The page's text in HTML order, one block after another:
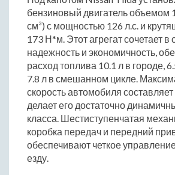
бензиновый двигатель объемом
см³) с мощностью 126 л.с. и
173 Н*м. Этот агрегат сочетает в
надежность и экономичность,
расход топлива 10.1 л в городе,
7.8 л в смешанном цикле.
скорость автомобиля
делает его достаточно
класса. Шестиступенчатая
коробка передач и передний
обеспечивают четкое
езду.